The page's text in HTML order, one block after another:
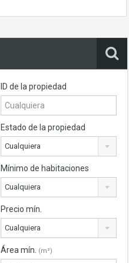
ID de la propiedad
Estado de la propiedad
Cualquiera
Mínimo de habitaciones
Cualquiera
Precio mín.
Cualquiera
Área mín. (m²)